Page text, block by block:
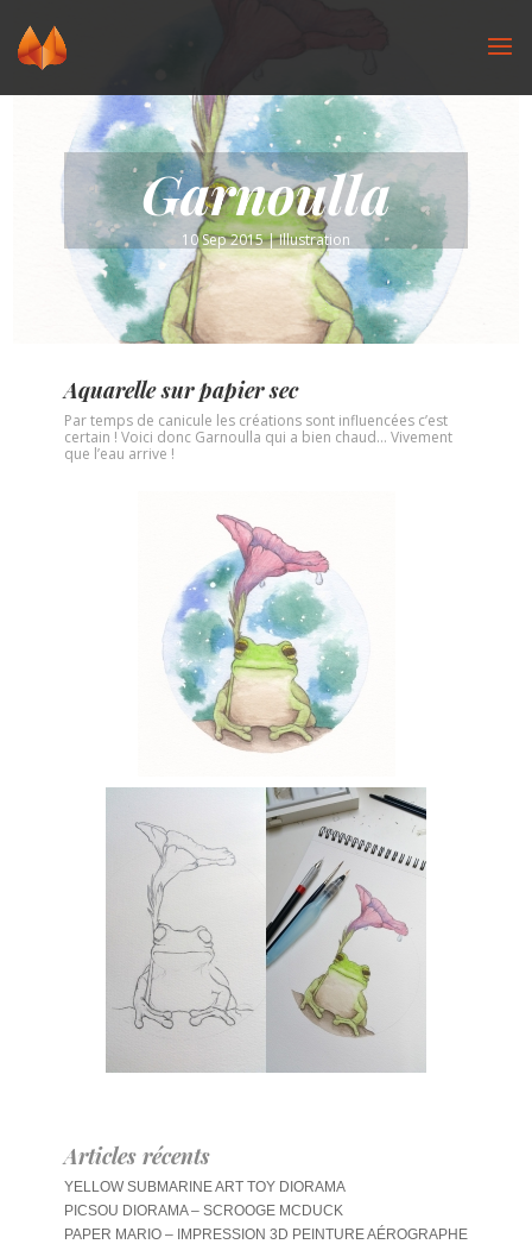
Garnoulla
10 Sep 2015|Illustration
Aquarelle sur papier sec
Par temps de canicule les créations sont influencées c’est
certain ! Voici donc Garnoulla qui a bien chaud… Vivement
que l’eau arrive !
Articles récents
YELLOW SUBMARINE ART TOY DIORAMA
PICSOU DIORAMA – SCROOGE MCDUCK
PAPER MARIO – IMPRESSION 3D PEINTURE AÉROGRAPHE